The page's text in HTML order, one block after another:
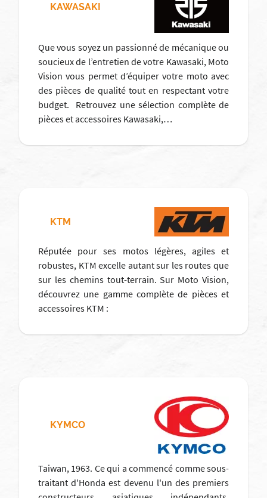
KAWASAKI
Que vous soyez un passionné de mécanique ou
soucieux de l’entretien de votre Kawasaki, Moto
Vision vous permet d’équiper votre moto avec
des pièces de qualité tout en respectant votre
budget. Retrouvez une sélection complète de
pièces et accessoires Kawasaki,…
KTM
Réputée pour ses motos légères, agiles et
robustes, KTM excelle autant sur les routes que
sur les chemins tout-terrain. Sur Moto Vision,
découvrez une gamme complète de pièces et
accessoires KTM :
KYMCO
Taiwan, 1963. Ce qui a commencé comme sous-
traitant d'Honda est devenu l'un des premiers